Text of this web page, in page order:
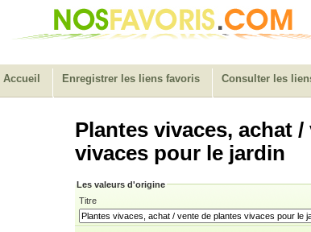
Accueil Enregistrer les liens favoris Consulter les
Plantes vivaces, achat
vivaces pour le jardin
Les valeurs d'origine
Titre